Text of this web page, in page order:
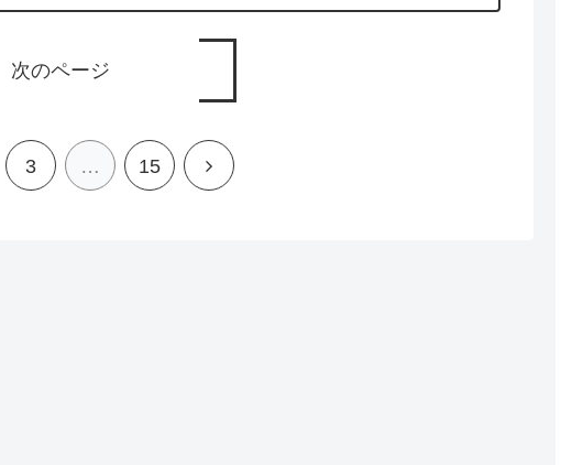
次のページ
3 … 15